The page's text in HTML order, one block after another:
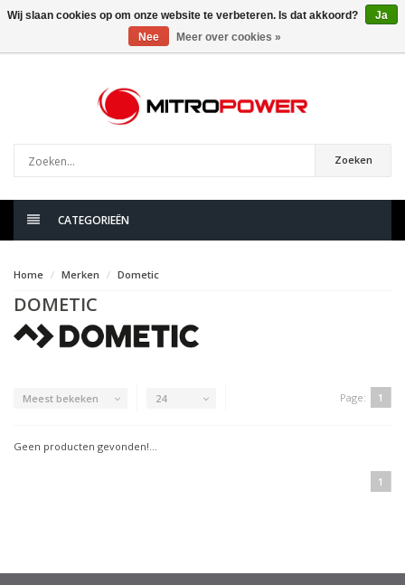
Zoeken
CATEGORIEËN
Home Merken Dometic
DOMETIC
Meest bekeken 24 Page: 1
Geen producten gevonden!...
1
Wij slaan cookies op om onze website te verbeteren. Is dat akkoord?
Ja
Nee
Meer over cookies »